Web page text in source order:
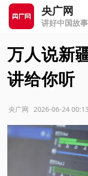
央广网
讲好中国故
万人说新
讲给你听
2026-06-24
央广网